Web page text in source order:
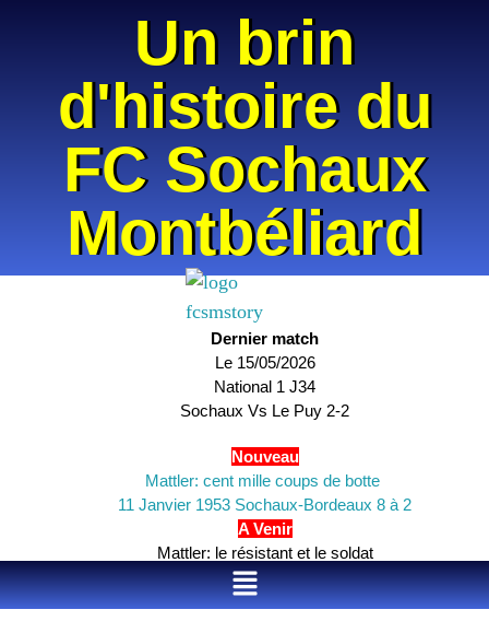
Un brin
d'histoire du
FC Sochaux
Montbéliard
Dernier match
Le 15/05/2026
National 1 J34
Sochaux Vs Le Puy 2-2
Nouveau
Mattler: cent mille coups de botte
11 Janvier 1953 Sochaux-Bordeaux 8 à 2
A Venir
Mattler: le résistant et le soldat